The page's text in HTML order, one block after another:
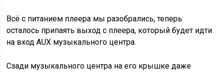
Всё с питанием плеера мы разобрались, теперь
осталось припаять выход с плеера, который будет идти
на вход AUX музыкального центра.
Сзади музыкального центра на его крышке даже